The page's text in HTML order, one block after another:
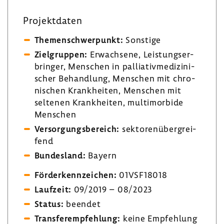
Projekt­daten
Themen­schwer­punkt: Sons­tige
Ziel­gruppen: Erwach­sene, Leis­tungs­er­
bringer, Menschen in pallia­tiv­me­di­zi­ni­
scher Behand­lung, Menschen mit chro­
ni­schen Krank­heiten, Menschen mit
seltenen Krank­heiten, multi­mor­bide
Menschen
Versor­gungs­be­reich: sekto­ren­über­grei­
fend
Bundes­land: Bayern
Förder­kenn­zei­chen: 01VSF18018
Lauf­zeit: 09/2019 – 08/2023
Status: beendet
Trans­fer­emp­feh­lung: keine Empfeh­lung